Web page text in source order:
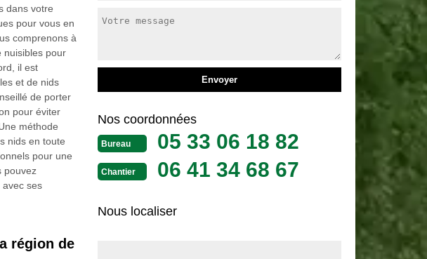
dans votre
pour vous en
comprenons à
nuisibles pour
il est
et de nids
de porter
pour éviter
méthode
nids en toute
pour une
pouvez
avec ses
région de
Nos coordonnées
Bureau 05 33 06 18 82
Chantier 06 41 34 68 67
Nous localiser